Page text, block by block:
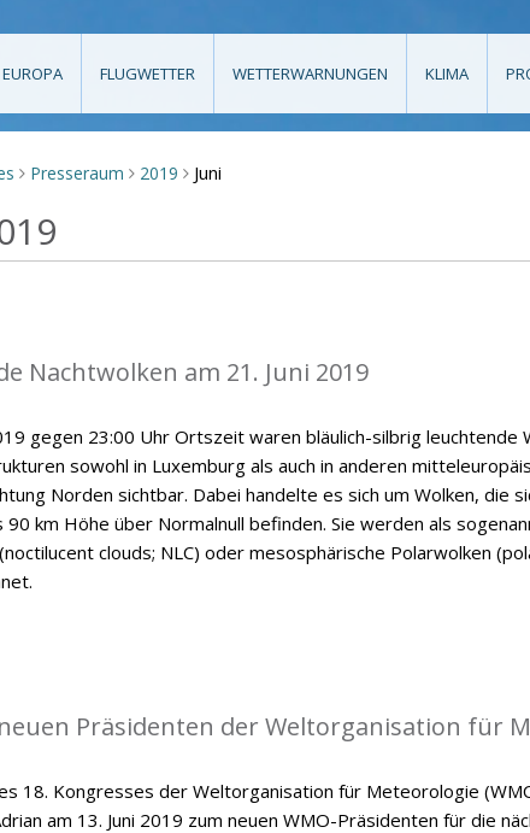
FLUGWETTER WETTERWARNUNGEN KLIMA
> Presseraum > 2019 > Juni
Nachtwolken am 21. Juni 2019
gegen 23:00 Uhr Ortszeit waren bläulich-silbrig leuchtende
sowohl in Luxemburg als auch in anderen
Norden sichtbar. Dabei handelte es sich um Wolken, die
90 km Höhe über Normalnull befinden. Sie werden als
clouds; NLC) oder mesosphärische Polarwolken
Präsidenten der Weltorganisation für
18. Kongresses der Weltorganisation für Meteorologie
am 13. Juni 2019 zum neuen WMO-Präsidenten für die